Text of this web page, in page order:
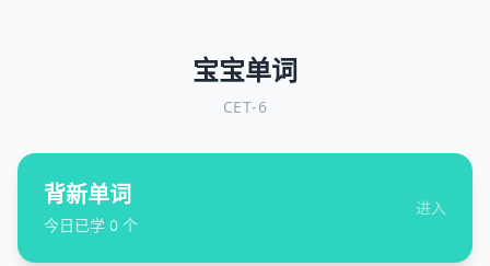
宝宝单词
CET-6
背新单词
今日已学 0 个
进入